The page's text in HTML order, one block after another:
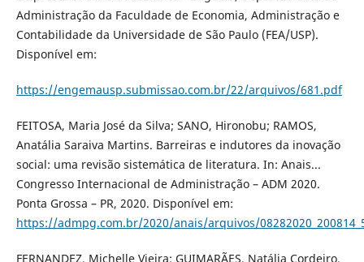
Administração da Faculdade de Economia, Administração e
Contabilidade da Universidade de São Paulo (FEA/USP).
Disponível em:
https://engemausp.submissao.com.br/22/arquivos/681.pdf
FEITOSA, Maria José da Silva; SANO, Hironobu; RAMOS,
Anatália Saraiva Martins. Barreiras e indutores da inovação
social: uma revisão sistemática de literatura. In: Anais...
Congresso Internacional de Administração – ADM 2020.
Ponta Grossa – PR, 2020. Disponível em:
https://admpg.com.br/2020/anais/arquivos/
FERNANDEZ, Michelle Vieira; GUIMARÃES, Natália Cordeiro.